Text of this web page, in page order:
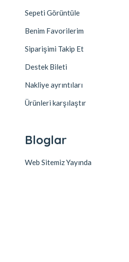
Sepeti Görüntüle
Benim Favorilerim
Siparişimi Takip Et
Destek Bileti
Nakliye ayrıntıları
Ürünleri karşılaştır
Bloglar
Web Sitemiz Yayında